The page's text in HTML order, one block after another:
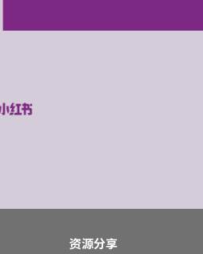
资源分享